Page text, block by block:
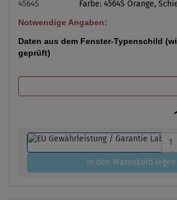
Farbe: 4564S Orange,
Notwendige Angaben:
Daten aus dem Fenster-Typenschild
geprüft)
in den Warenkorb legen